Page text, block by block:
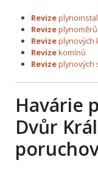
Revize
Revizeplynoměrů
Revizeplynových
Revizekomínů
Revizeplynových
Havárie
Dvůr